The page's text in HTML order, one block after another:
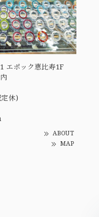
エポック恵比寿1F
休)
ABOUT
MAP